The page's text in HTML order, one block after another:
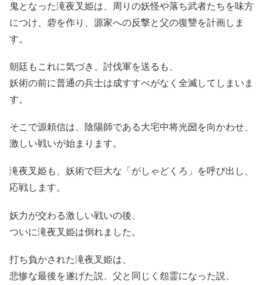
鬼となった滝夜叉姫は、周りの妖怪や落ち武者たちを味方
につけ、砦を作り、源家への反撃と父の復讐を計画しま
す。
朝廷もこれに気づき、討伐軍を送るも、
妖術の前に普通の兵士は成すすべがなく全滅してしまいま
す。
そこで源頼信は、陰陽師である大宅中将光圀を向かわせ、
激しい戦いが始まります。
滝夜叉姫も、妖術で巨大な「がしゃどくろ」を呼び出し、
応戦します。
妖力が交わる激しい戦いの後、
ついに滝夜叉姫は倒れました。
打ち負かされた滝夜叉姫は、
悲惨な最後を遂げた説、父と同じく怨霊になった説、